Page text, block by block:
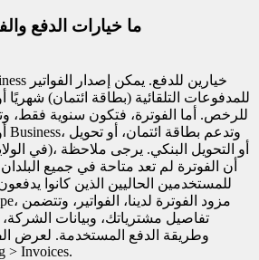
ما خيارات الدفع
للمدفوعات التلقائية (بطاقة ائتمان)
أن الفوترة لم تعد متاحة في جميع
للمستخدمين الحاليين الذين كانوا
تفاصيل مشترياتك، وبيانات الشركة،
وطريقة الدفع المستخدمة. لعرض
> Invoices.